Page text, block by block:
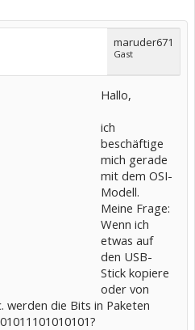
maruder671
Gast
Hallo,
ich
beschäftige
mich gerade
mit dem OSI-
Modell.
Meine Frage:
Wenn ich
etwas auf
den USB-
Stick kopiere
oder von
werden die Bits in Paketen